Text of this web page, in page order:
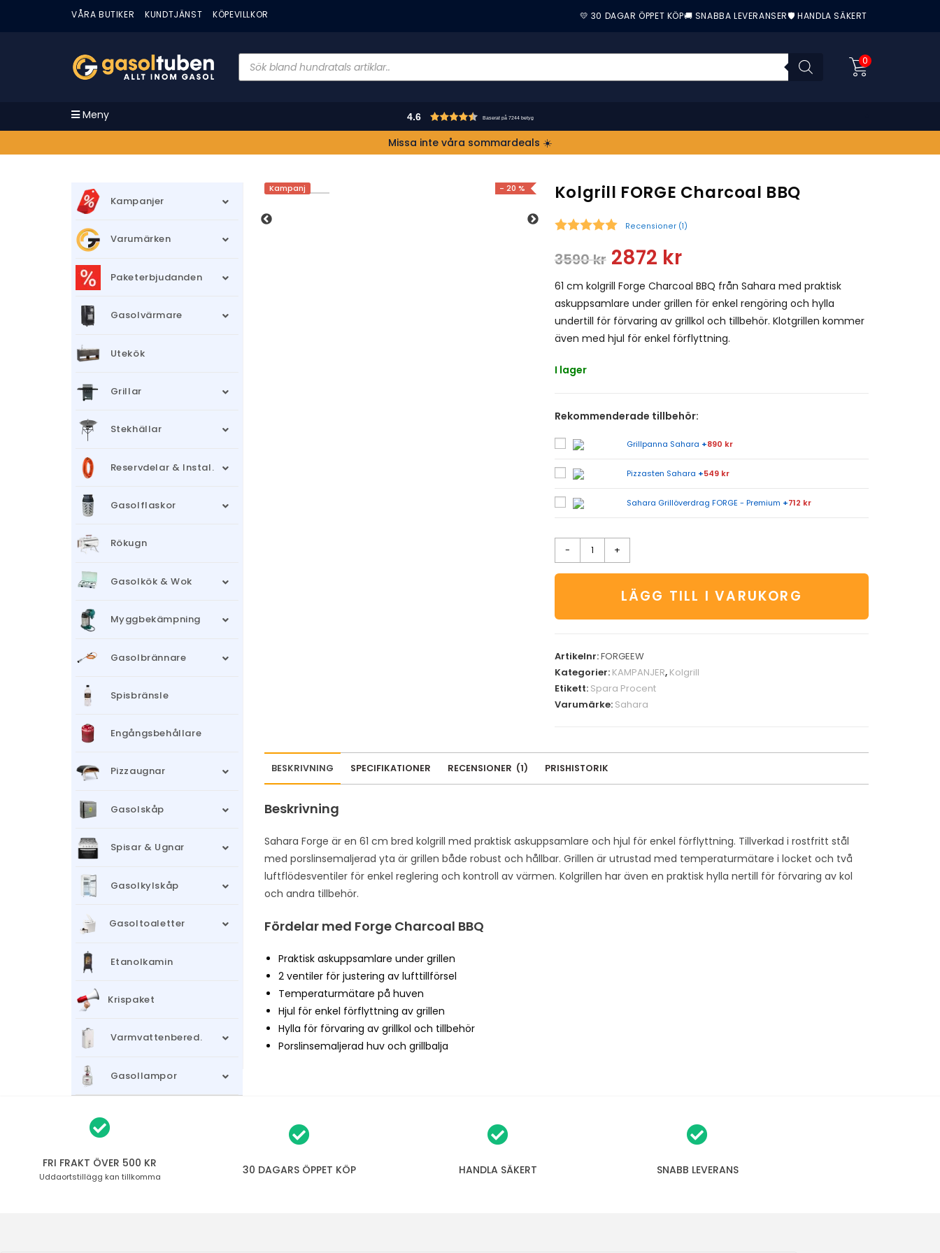
VÅRA BUTIKER KUNDTJÄNST KÖPEVILLKOR 💛 30 DAGAR ÖPPET KÖP🚚 SNABBA LEVERANSER🛡️ HANDLA SÄKERT
0
Meny 4.6 Baserat på 7244 betyg
Missa inte våra sommardeals ☀️
- 20 %
Kampanj Kolgrill FORGE Charcoal BBQ
Recensioner (1)
3590kr 2872 kr
61 cm kolgrill Forge Charcoal BBQ från Sahara med praktisk
askuppsamlare under grillen för enkel rengöring och hylla
undertill för förvaring av grillkol och tillbehör. Klotgrillen kommer
även med hjul för enkel förflyttning.
I lager
Rekommenderade tillbehör:
Grillpanna Sahara +890 kr
Pizzasten Sahara +549 kr
Sahara Grillöverdrag FORGE - Premium +712 kr
- +
LÄGG TILL I VARUKORG
Artikelnr:FORGEEW
Kategorier: KAMPANJER, Kolgrill
Etikett: Spara Procent
Varumärke: Sahara
BESKRIVNING SPECIFIKATIONER RECENSIONER (1) PRISHISTORIK
Beskrivning
Sahara Forge är en 61 cm bred kolgrill med praktisk askuppsamlare och hjul för enkel förflyttning. Tillverkad i rostfritt stål
med porslinsemaljerad yta är grillen både robust och hållbar. Grillen är utrustad med temperaturmätare i locket och två
luftflödesventiler för enkel reglering och kontroll av värmen. Kolgrillen har även en praktisk hylla nertill för förvaring av kol
och andra tillbehör.
Fördelar med Forge Charcoal BBQ
Praktisk askuppsamlare under grillen
2 ventiler för justering av lufttillförsel
Temperaturmätare på huven
Hjul för enkel förflyttning av grillen
Hylla för förvaring av grillkol och tillbehör
Porslinsemaljerad huv och grillbalja
Kampanjer
Varumärken
Paketerbjudanden
Gasolvärmare
Utekök
Grillar
Stekhällar
Reservdelar & Instal.
Gasolflaskor
Rökugn
Gasolkök & Wok
Myggbekämpning
Gasolbrännare
Spisbränsle
Engångsbehållare
Pizzaugnar
Gasolskåp
Spisar & Ugnar
Gasolkylskåp
Gasoltoaletter
Etanolkamin
Krispaket
Varmvattenbered.
Gasollampor
FRI FRAKT ÖVER 500 KR
Uddaortstillägg kan tillkomma 30 DAGARS ÖPPET KÖP HANDLA SÄKERT SNABB LEVERANS